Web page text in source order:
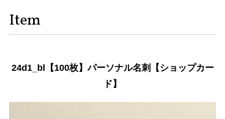
Item
24d1_bl【100枚】パーソナル名刺【ショップカー
ド】